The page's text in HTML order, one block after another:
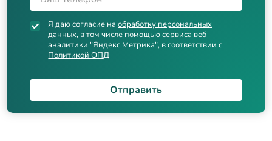
Я даю согласие наобработку персональных
данных, в том числе помощью сервиса веб-
аналитики "Яндекс.Метрика", в соответствии с
Политикой ОПД
Отправить